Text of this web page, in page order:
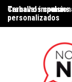
Trabalhos
Carnaval
personalizados